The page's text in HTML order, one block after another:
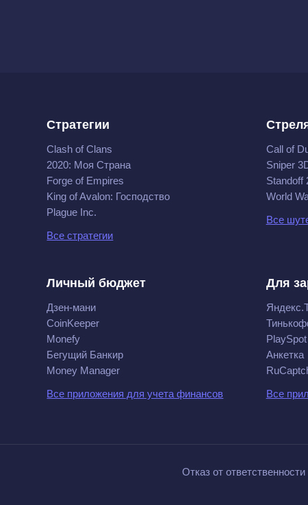
Стратегии
Clash of Clans
2020: Моя Cтрана
Forge of Empires
King of Avalon: Господство
Plague Inc.
Все стратегии
Call of
Sniper
Standoff
World
Все
Личный бюджет
Дзен-мани
CoinKeeper
Monefy
Бегущий Банкир
Money Manager
Все приложения для учета финансов
Для
PlaySpot
Анкетка
Все
Отказ от ответственности